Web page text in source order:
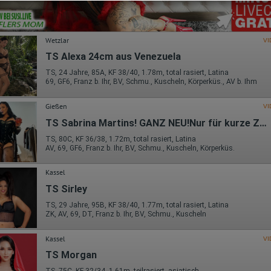
unter folgendem Link und in der Datenschutzerklärung zu finden.
developers.google.com/analytics/devguides/collection/analyt
cookie-usage?hl=de#gtagjs_google_analytics_4_-
Ireland Limited
Daten:
Die erzeugten Informationen über die Benutzung unserer Webseiten
die von dem Browser übermittelte IP-Adresse werden übertragen
und gespeichert. Dabei können aus den verarbeiteten Daten
der Nutzer erstellt werden. Diese Informationen wird
Google gegebenenfalls auch an Dritte übertragen, sofern dies gesetzlich
wird oder, soweit Dritte diese Daten im Auftrag von
Google verarbeiten. Die IP-Adresse der Nutzer wird von Google innerhalb
Mitgliedstaaten der Europäischen Union oder in anderen
des Abkommens über den Europäischen
gekürzt, dies bedeutet, dass alle Daten anonym
werden. Nur in Ausnahmefällen wird die volle IP-Adresse an
Server von Google in den USA übertragen und dort gekürzt. Die von
dem Browser des Nutzers übermittelte IP-Adresse wird nicht mit anderen
Daten von Google zusammengeführt.
Informationen zum Besucherverhalten sind folgende:
Herkunft (Land und Stadt)
Sprache
Wetzlar
TS Alexa 24cm aus Venezuela
TS, 24 Jahre, 85A, KF 38/40, 1.78m, total rasiert, Latina
69, GF6, Franz b. Ihr, BV, Schmu., Kuscheln, Körperküs., AV b. Ihm
Gießen
TS Sabrina Martins! GANZ NEU!Nur für kurze Zeit!
TS, 80C, KF 36/38, 1.72m, total rasiert, Latina
AV, 69, GF6, Franz b. Ihr, BV, Schmu., Kuscheln, Körperküs.
Kassel
TS Sirley
TS, 29 Jahre, 95B, KF 38/40, 1.77m, total rasiert, Latina
ZK, AV, 69, DT, Franz b. Ihr, BV, Schmu., Kuscheln
Kassel
TS Morgan